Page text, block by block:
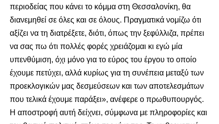
περιοδείας που κάνει το κόμμα στη Θεσσαλονίκη, θα
διανεμηθεί σε όλες και σε όλους. Πραγματικά νομίζω ότι
αξίζει να τη διατρέξετε, διότι, όπως την ξεφύλλιζα, πρέπει
να σας πω ότι πολλές φορές χρειάζομαι κι εγώ μία
υπενθύμιση, όχι μόνο για το εύρος του έργου το οποίο
έχουμε πετύχει, αλλά κυρίως για τη συνέπεια μεταξύ των
προεκλογικών μας δεσμεύσεων και των αποτελεσμάτων
που τελικά έχουμε παράξει», ανέφερε ο πρωθυπουργός.
Η αποστροφή αυτή δείχνει, σύμφωνα με πληροφορίες και